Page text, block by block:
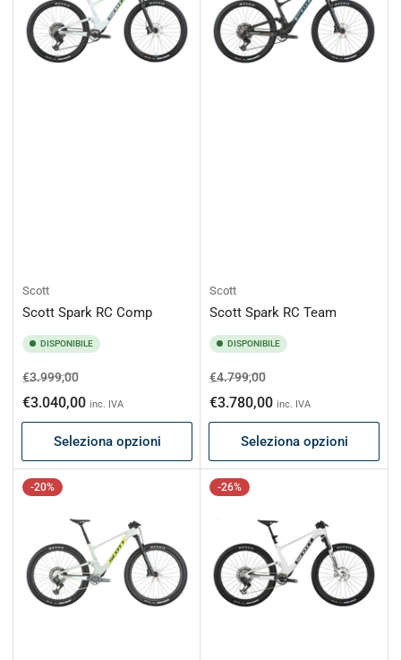
Scott
Scott Spark RC Comp
DISPONIBILE
Prezzo
di
listino
€3.999,00Prezzo
scontato
€3.040,00 inc. IVA
Seleziona opzioni
Scott
Scott Spark RC Team
DISPONIBILE
Prezzo
di
listino
€4.799,00Prezzo
scontato
€3.780,00 inc. IVA
Seleziona opzioni
-20% -26%